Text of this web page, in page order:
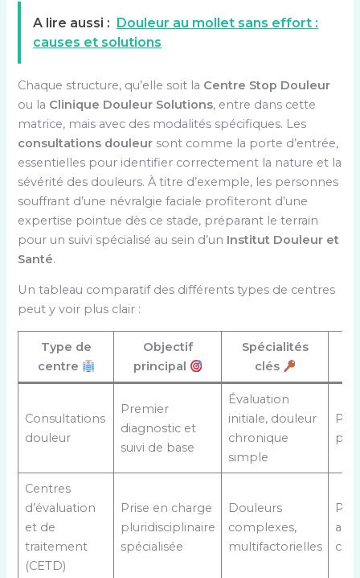
A lire aussi : Douleur au mollet sans effort :
causes et solutions
Chaque structure, qu’elle soit la Centre Stop Douleur
ou la Clinique Douleur Solutions, entre dans cette
matrice, mais avec des modalités spécifiques. Les
consultations douleur sont comme la porte d’entrée,
essentielles pour identifier correctement la nature et la
sévérité des douleurs. À titre d’exemple, les personnes
souffrant d’une névralgie faciale profiteront d’une
expertise pointue dès ce stade, préparant le terrain
pour un suivi spécialisé au sein d’un Institut Douleur et
Santé.
Un tableau comparatif des différents types de centres
peut y voir plus clair :
Type de
centre
Objectif
principal
Spécialités
clés
Consultations
douleur
Premier
diagnostic et
suivi de base
Évaluation
initiale, douleur
chronique
simple
Centres
d’évaluation
et de
traitement
(CETD)
Prise en charge
pluridisciplinaire
spécialisée
Douleurs
complexes,
multifactorielles